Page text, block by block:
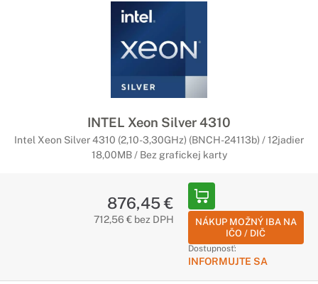
INTEL Xeon Silver 4310
Intel Xeon Silver 4310 (2,10-3,30GHz) (BNCH-24113b) / 12jadier
18,00MB / Bez grafickej karty
876,45 €
712,56 € bez DPH
NÁKUP MOŽNÝ IBA NA
IČO / DIČ
Dostupnosť:
INFORMUJTE SA